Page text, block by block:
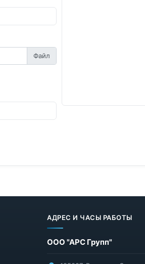
АДРЕС И ЧАСЫ РАБОТЫ
ООО "АРС Групп"